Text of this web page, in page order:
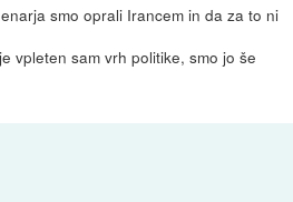
smo oprali Irancem in da za to ni
vpleten sam vrh politike, smo jo še